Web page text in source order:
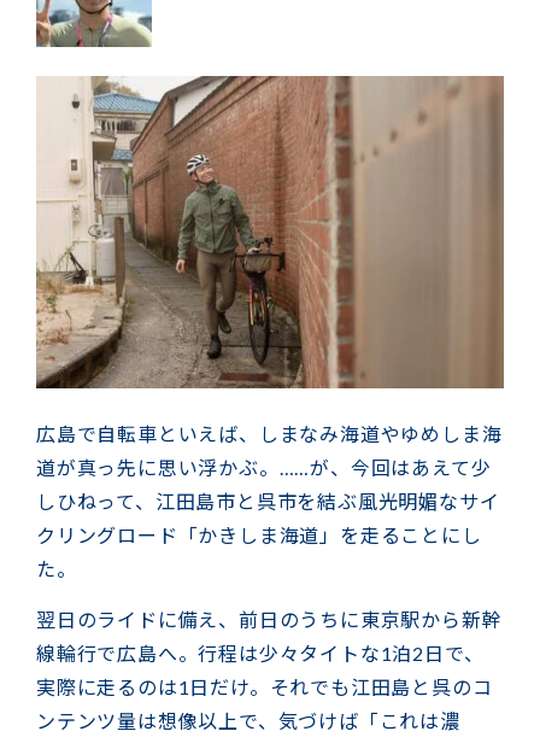
広島で自転車といえば、しまなみ海道やゆめしま海
道が真っ先に思い浮かぶ。……が、今回はあえて少
しひねって、江田島市と呉市を結ぶ風光明媚なサイ
クリングロード「かきしま海道」を走ることにし
た。
翌日のライドに備え、前日のうちに東京駅から新幹
線輪行で広島へ。行程は少々タイトな1泊2日で、
実際に走るのは1日だけ。それでも江田島と呉のコ
ンテンツ量は想像以上で、気づけば「これは濃